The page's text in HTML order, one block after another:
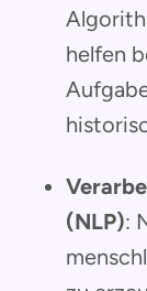
helfen
(NLP):